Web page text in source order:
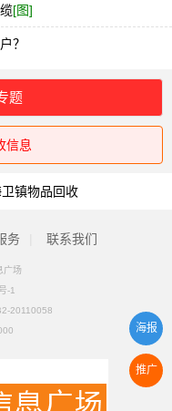
[图]
？
题
信息
镇物品回收
务 联系我们
广场
-1
20110058
推广
海报